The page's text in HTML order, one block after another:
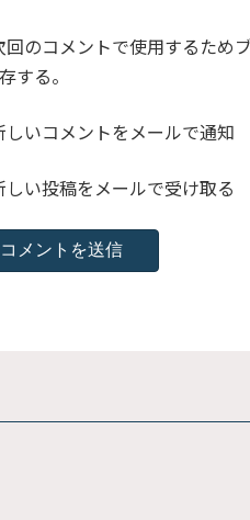
回のコメントで使用するため
する。
しいコメントをメールで通知
しい投稿をメールで受け取る